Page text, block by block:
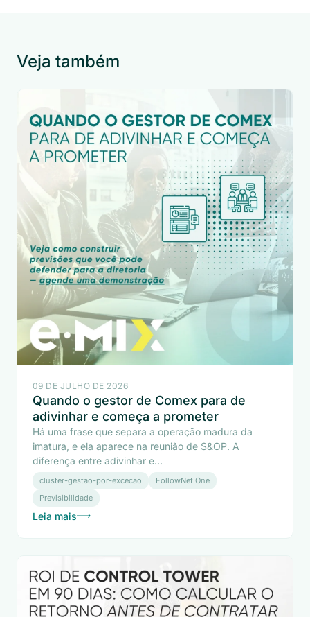
Veja também
09 DE JULHO DE 2026
Quando o gestor de Comex para de
adivinhar e começa a prometer
Há uma frase que separa a operação madura da
imatura, e ela aparece na reunião de S&OP. A
diferença entre adivinhar e...
cluster-gestao-por-excecao
FollowNet One
Previsibilidade
Leia mais